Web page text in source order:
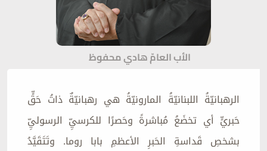
الأب العامّ هادي محفوظ
الرهبانيّةُ اللبنانيّةُ المارونيّةُ هي رهبانيّةٌ ذاتُ حَقٍّ
حَبريٍّ أي تخضَعُ مُباشرةً وحَصرًا للكرسيِّ الرسوليِّ
بشخصِ قَداسةِ الحَبرِ الأعظمِ بابا روما. وتَتَقَيَّدُ